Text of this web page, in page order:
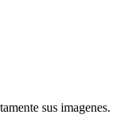
sus imagenes.